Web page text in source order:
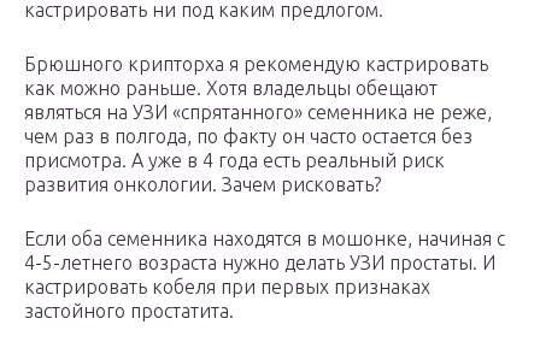
кастрировать ни под каким предлогом.
Брюшного крипторха я рекомендую кастрировать
как можно раньше. Хотя владельцы обещают
являться на УЗИ «спрятанного» семенника не реже,
чем раз в полгода, по факту он часто остается без
присмотра. А уже в 4 года есть реальный риск
развития онкологии. Зачем рисковать?
Если оба семенника находятся в мошонке, начиная с
4-5-летнего возраста нужно делать УЗИ простаты. И
кастрировать кобеля при первых признаках
застойного простатита.